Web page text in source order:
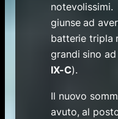
notevolissimi.
giunse ad
batterie tripla
grandi sino
IX-C).
Il nuovo
avuto, al